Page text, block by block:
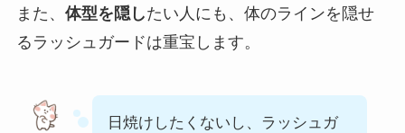
また、 体型を隠したい人にも、体のラインを隠せ
るラッシュガードは重宝します。
日焼けしたくないし、ラッシュガ